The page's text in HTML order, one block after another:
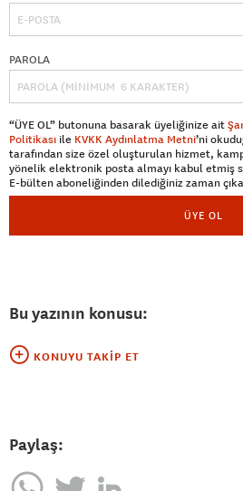
PAROLA
“ÜYE OL” butonuna basarak üyeliğinize ait
Politikası ile KVKK Aydınlatma Metni’ni
tarafından size özel oluşturulan hizmet,
yönelik elektronik posta almayı kabul etmiş
E-bülten aboneliğinden dilediğiniz zaman
ÜYE OL
Bu yazının konusu:
KONUYU TAKIP ET
Paylaş: